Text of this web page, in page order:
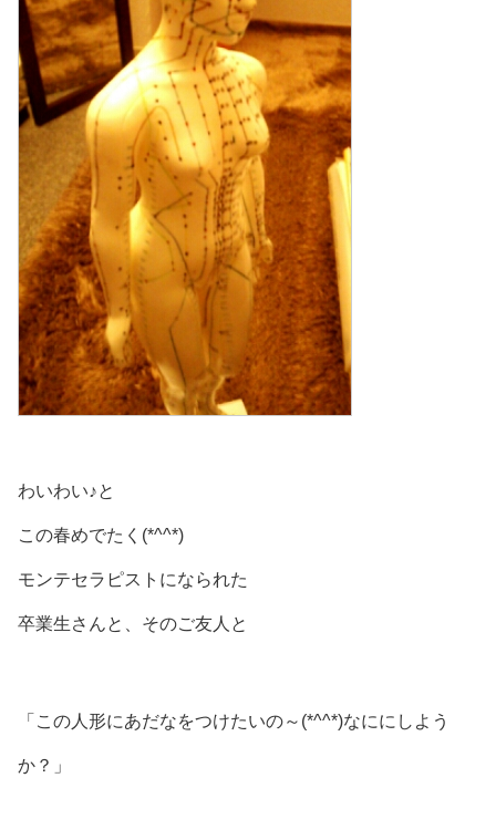
わいわい♪と
この春めでたく(*^^*)
モンテセラピストになられた
卒業生さんと、そのご友人と
「この人形にあだなをつけたいの～(*^^*)なににしよう
か？」